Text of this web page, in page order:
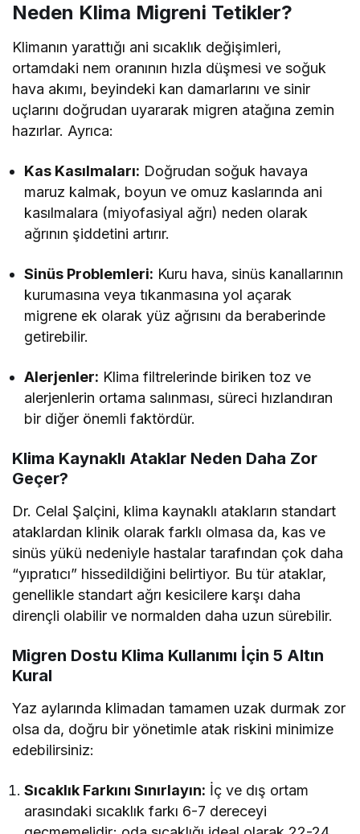
Neden Klima Migreni Tetikler?
Klimanın yarattığı ani sıcaklık değişimleri,
ortamdaki nem oranının hızla düşmesi ve soğuk
hava akımı, beyindeki kan damarlarını ve sinir
uçlarını doğrudan uyararak migren atağına zemin
hazırlar. Ayrıca:
Kas Kasılmaları: Doğrudan soğuk havaya
maruz kalmak, boyun ve omuz kaslarında ani
kasılmalara (miyofasiyal ağrı) neden olarak
ağrının şiddetini artırır.
Sinüs Problemleri: Kuru hava, sinüs kanallarının
kurumasına veya tıkanmasına yol açarak
migrene ek olarak yüz ağrısını da beraberinde
getirebilir.
Alerjenler: Klima filtrelerinde biriken toz ve
alerjenlerin ortama salınması, süreci hızlandıran
bir diğer önemli faktördür.
Klima Kaynaklı Ataklar Neden Daha Zor
Geçer?
Dr. Celal Şalçini, klima kaynaklı atakların standart
ataklardan klinik olarak farklı olmasa da, kas ve
sinüs yükü nedeniyle hastalar tarafından çok daha
“yıpratıcı” hissedildiğini belirtiyor. Bu tür ataklar,
genellikle standart ağrı kesicilere karşı daha
dirençli olabilir ve normalden daha uzun sürebilir.
Migren Dostu Klima Kullanımı İçin 5 Altın
Kural
Yaz aylarında klimadan tamamen uzak durmak zor
olsa da, doğru bir yönetimle atak riskini minimize
edebilirsiniz:
Sıcaklık Farkını Sınırlayın: İç ve dış ortam
arasındaki sıcaklık farkı 6-7 dereceyi